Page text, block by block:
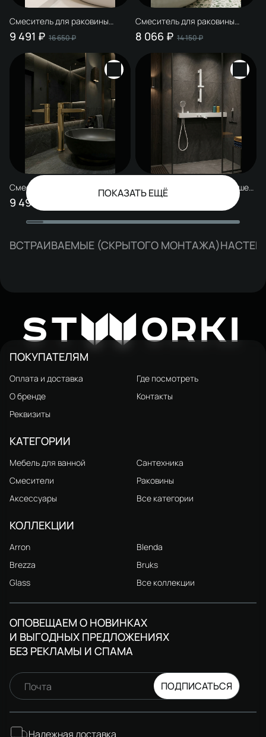
Смеситель для раковины
STWORKI Дублин S41020GB
вороненая сталь
9 491 ₽ 16 650 ₽
Смеситель для раковины
STWORKI Дублин S41020CR
хром
8 066 ₽ 14 150 ₽
Смеситель для раковины
STWORKI Дублин S41020GM
матовое золото
9 491 ₽
Смеситель для ванны с душем
STWORKI STUDIO S511001WH
матовый белый, латунь, с
поворотным изливом
46 550 ₽
ПОКАЗАТЬ ЕЩЁ
ВСТРАИВАЕМЫЕ (СКРЫТОГО МОНТАЖА)
STW ORKI
ПОКУПАТЕЛЯМ
Оплата и доставка
Где посмотреть
О бренде
Контакты
Реквизиты
КАТЕГОРИИ
Мебель для ванной
Сантехника
Смесители
Раковины
Аксессуары
Все категории
КОЛЛЕКЦИИ
Arron
Blenda
Brezza
Bruks
Glass
Все коллекции
ОПОВЕЩАЕМ О НОВИНКАХ
И ВЫГОДНЫХ ПРЕДЛОЖЕНИЯХ
БЕЗ РЕКЛАМЫ И СПАМА
Почта ПОДПИСАТЬСЯ
Надежная доставка